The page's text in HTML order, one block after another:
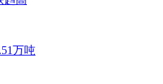
万吨